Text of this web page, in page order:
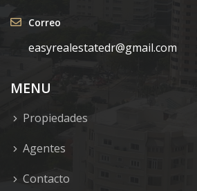
Correo
easyrealestatedr@gmail.com
MENU
Propiedades
Agentes
Contacto